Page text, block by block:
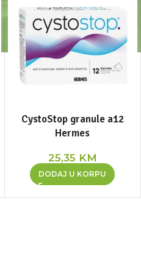
CystoStop granule a12
Hermes
25,35 KM
DODAJ U KORPU